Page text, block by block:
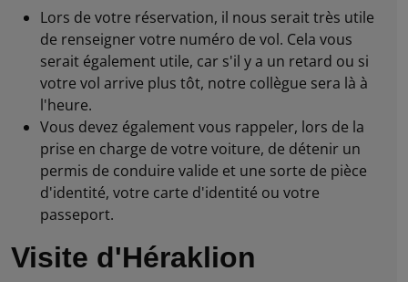
Lors de votre réservation, il nous serait très utile
de renseigner votre numéro de vol. Cela vous
serait également utile, car s'il y a un retard ou si
votre vol arrive plus tôt, notre collègue sera là à
l'heure.
Vous devez également vous rappeler, lors de la
prise en charge de votre voiture, de détenir un
permis de conduire valide et une sorte de pièce
d'identité, votre carte d'identité ou votre
passeport.
Visite d'Héraklion